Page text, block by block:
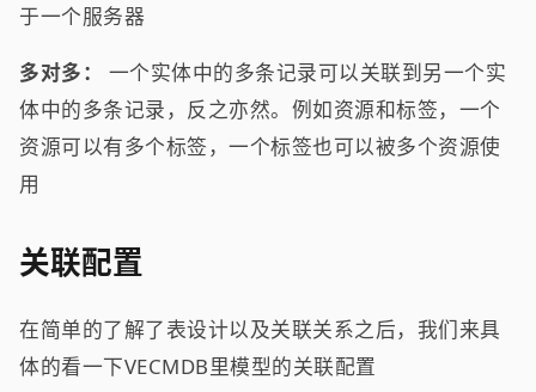
于一个服务器
多对多：
一个实体中的多条记录可以关联到另一个实
体中的多条记录，反之亦然。例如资源和标签，一个
资源可以有多个标签，一个标签也可以被多个资源使
用
关联配置
在简单的了解了表设计以及关联关系之后，我们来具
体的看一下VECMDB里模型的关联配置